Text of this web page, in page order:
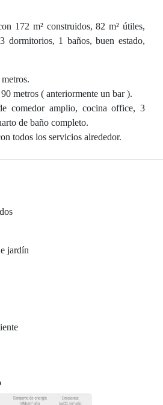
172 m² construidos, 82 m² útiles,
dormitorios, 1 baños, buen estado,
metros ( anteriormente un bar ).
comedor amplio, cocina office, 3
de baño completo.
todos los servicios alrededor.
jardín